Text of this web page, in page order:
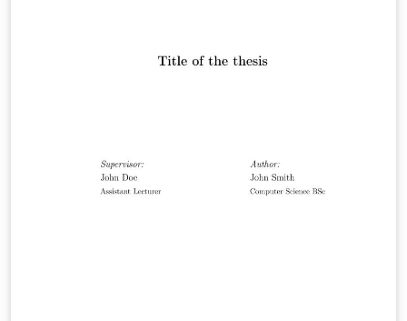
fits the formatting requirements of the Computer